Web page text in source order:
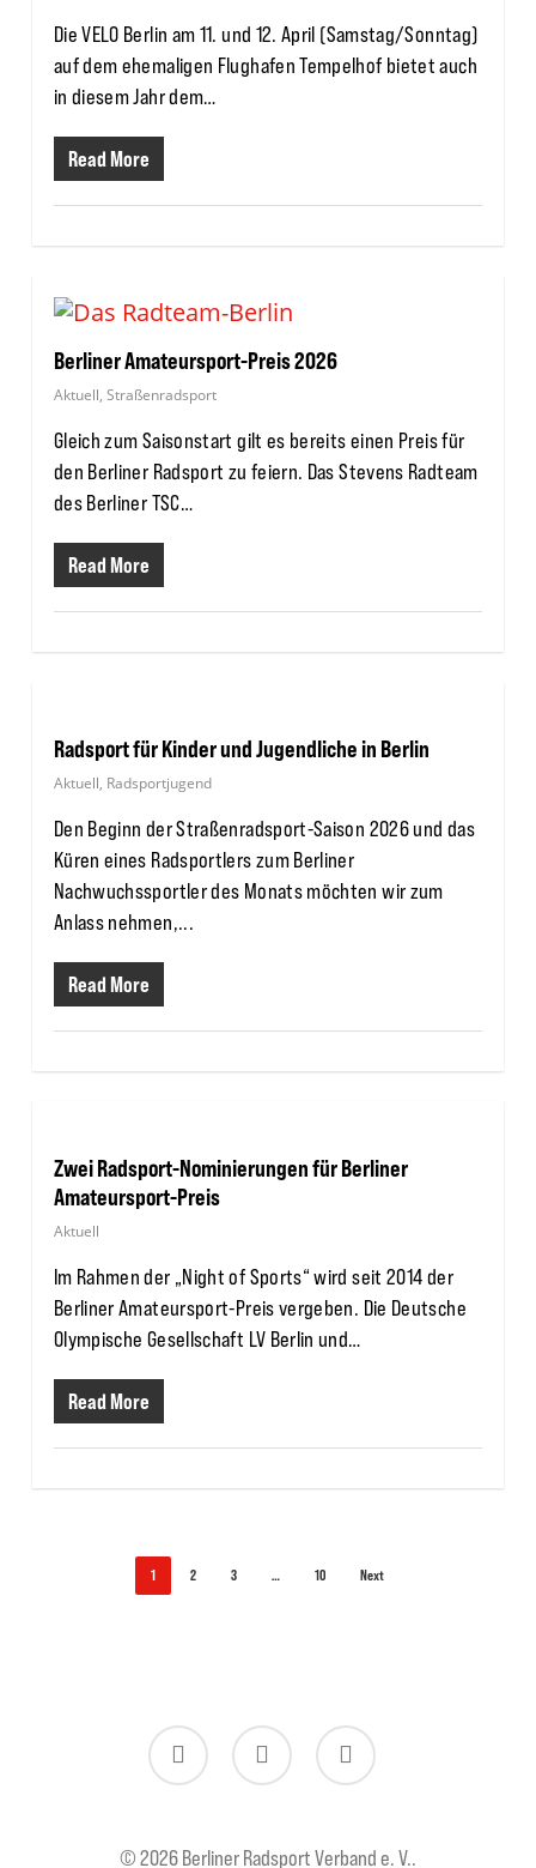
Die VELO Berlin am 11. und 12. April (Samstag/Sonntag)
auf dem ehemaligen Flughafen Tempelhof bietet auch
in diesem Jahr dem…
Read More
Berliner Amateursport-Preis 2026
Aktuell, Straßenradsport
Gleich zum Saisonstart gilt es bereits einen Preis für
den Berliner Radsport zu feiern. Das Stevens Radteam
des Berliner TSC…
Read More
Radsport für Kinder und Jugendliche in Berlin
Aktuell, Radsportjugend
Den Beginn der Straßenradsport-Saison 2026 und das
Küren eines Radsportlers zum Berliner
Nachwuchssportler des Monats möchten wir zum
Anlass nehmen,...
Read More
Zwei Radsport-Nominierungen für Berliner
Amateursport-Preis
Aktuell
Im Rahmen der „Night of Sports“ wird seit 2014 der
Berliner Amateursport-Preis vergeben. Die Deutsche
Olympische Gesellschaft LV Berlin und…
Read More
1 2 3 … 10 Next
twitter facebook instagram
© 2026 Berliner Radsport Verband e. V..